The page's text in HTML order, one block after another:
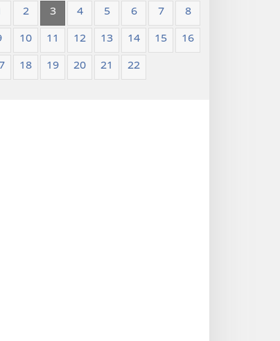
2 3 4 5 6 7
8
10 11 12 13 14 15
16
18 19 20 21 22